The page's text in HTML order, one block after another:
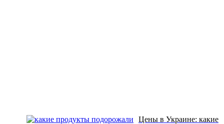
Цены в Украине: какие